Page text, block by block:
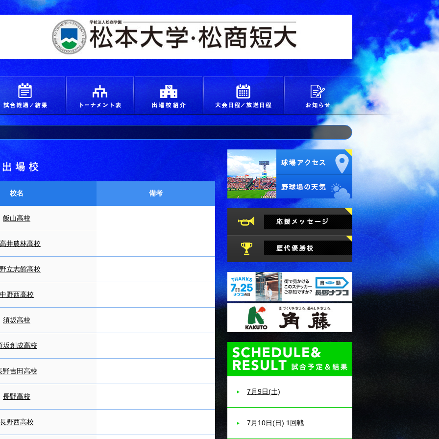
ろ！青春 つかめ甲子園
試合経過＆結果 トーナメント 出場校 大会日程/放送日程
出場校
校名 備考
飯山高校
井農林高校
立志館高校
中野西高校
須坂高校
坂創成高校
野吉田高校
長野高校
長野西高校
7月9日(土)
7月10日(日) 1回戦